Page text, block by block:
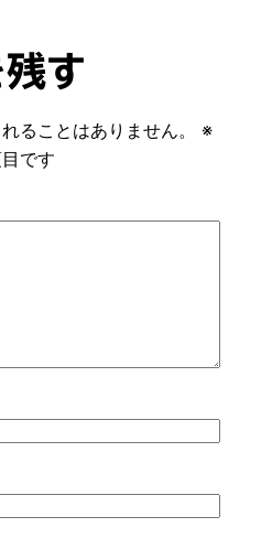
す
ることはありません。
※
です